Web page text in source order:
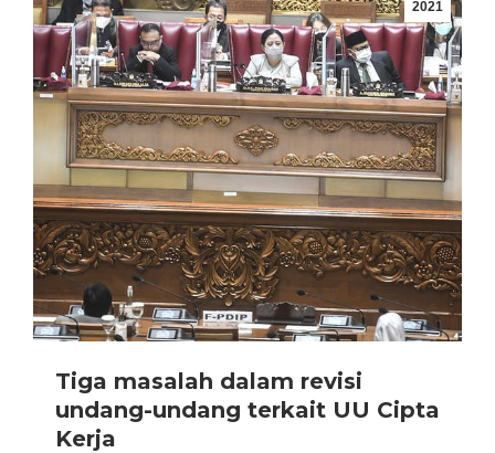
2021
Tiga masalah dalam revisi
undang-undang terkait UU Cipta
Kerja